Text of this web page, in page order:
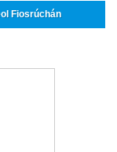
Fiosrúchán